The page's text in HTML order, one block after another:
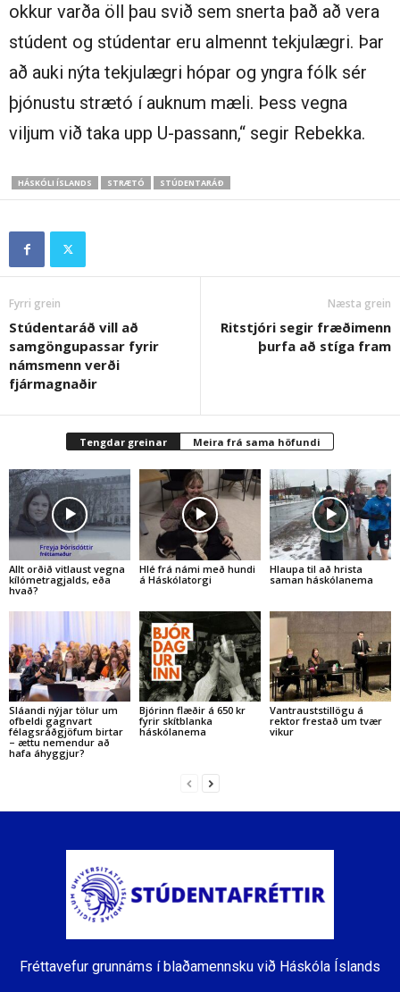
okkur varða öll þau svið sem snerta það að vera
stúdent og stúdentar eru almennt tekjulægri. Þar
að auki nýta tekjulægri hópar og yngra fólk sér
þjónustu strætó í auknum mæli. Þess vegna
viljum við taka upp U-passann,“ segir Rebekka.
HÁSKÓLI ÍSLANDS STRÆTÓ STÚDENTARÁÐ
Fyrri grein
Stúdentaráð vill að
samgöngupassar fyrir
námsmenn verði
fjármagnaðir
Næsta grein
Ritstjóri segir fræðimenn
þurfa að stíga fram
Tengdar greinar Meira frá sama höfundi
Allt orðið vitlaust vegna
kílómetragjalds, eða
hvað?
Hlé frá námi með hundi
á Háskólatorgi
Hlaupa til að hrista
saman háskólanema
Sláandi nýjar tölur um
ofbeldi gagnvart
félagsráðgjöfum birtar
– ættu nemendur að
hafa áhyggjur?
Bjórinn flæðir á 650 kr
fyrir skítblanka
háskólanema
Vantrauststillögu á
rektor frestað um tvær
vikur
Fréttavefur grunnáms í blaðamennsku við Háskóla Íslands